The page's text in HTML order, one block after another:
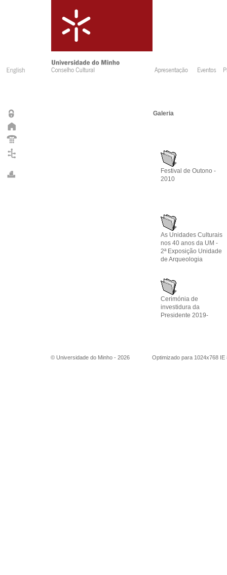
Galeria
Festival de Outono -
2010
As Unidades Culturais
nos 40 anos da UM -
2ª Exposição Unidade
de Arqueologia
Cerimónia de
investidura da
Presidente 2019-
© Universidade do Minho - 2026 Optimizado para 1024x768 IE